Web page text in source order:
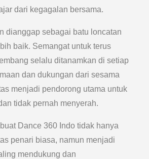
dari kegagalan bersama.
dianggap sebagai batu loncatan
baik. Semangat untuk terus
selalu ditanamkan di setiap
dan dukungan dari sesama
menjadi pendorong utama untuk
tidak pernah menyerah.
Dance 360 Indo tidak hanya
penari biasa, namun menjadi
mendukung dan